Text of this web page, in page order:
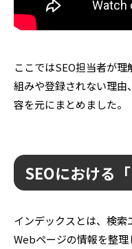
ここではSEO担当者が
組みや登録されない理
容を元にまとめました。
SEOにおける
インデックスとは、検
Webページの情報を整